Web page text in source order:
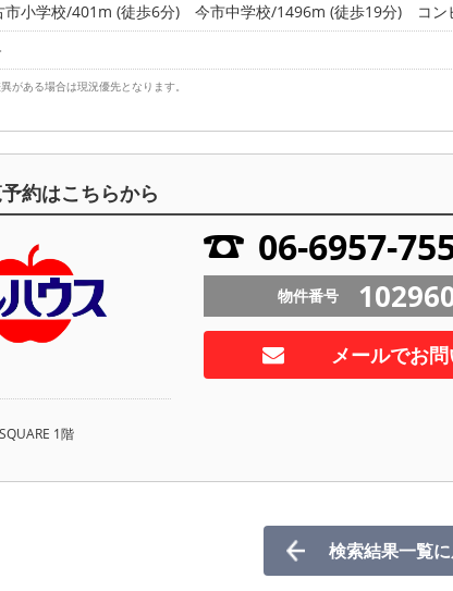
市小学校/401m (徒歩6分) 今市中学校/1496m (徒歩19分) コ
がある場合は現況優先となります。
約はこちらから
1階
06-6957-
物件番号
メールでお
検索結果一覧